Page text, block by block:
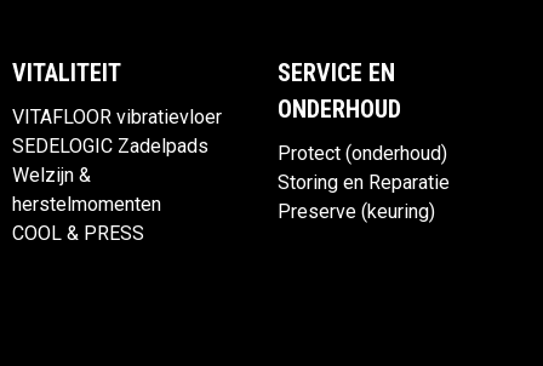
VITALITEIT
VITAFLOOR vibratievloer
SEDELOGIC Zadelpads
Welzijn &
herstelmomenten
COOL & PRESS
SERVICE EN
ONDERHOUD
Protect (onderhoud)
Storing en Reparatie
Preserve (keuring)